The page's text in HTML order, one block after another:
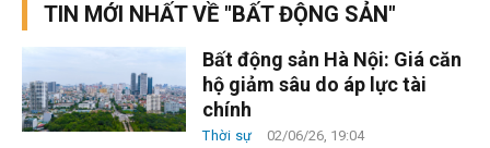
TIN MỚI NHẤT VỀ "BẤT ĐỘNG SẢN"
Bất động sản Hà Nội: Giá căn
hộ giảm sâu do áp lực tài
chính
Thời sự 02/06/26, 19:04